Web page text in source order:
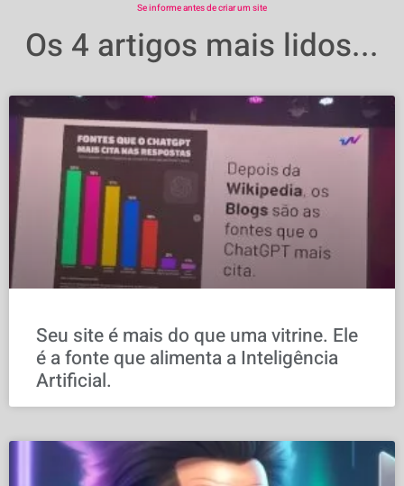
Se informe antes de criar um site
Os 4 artigos mais lidos...
Seu site é mais do que uma vitrine. Ele
é a fonte que alimenta a Inteligência
Artificial.